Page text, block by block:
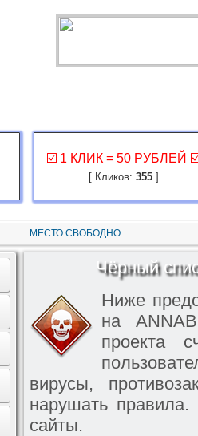
☑️ 1 КЛИК = 50 РУБЛЕЙ
[ Кликов: 355]
МЕСТО СВОБОДНО
Чёрный
Ниже
на
проекта
вирусы,
нарушать
сайты.